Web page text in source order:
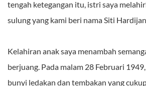
tengah ketegangan itu, istri saya
sulung yang kami beri nama Siti
Kelahiran anak saya menambah
berjuang. Pada malam 28 Februari
bunyi ledakan dan tembakan yang